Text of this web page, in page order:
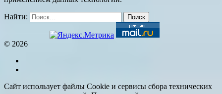
Найти:
© 2026
Сайт использует файлы Cookie и сервисы сбора технических